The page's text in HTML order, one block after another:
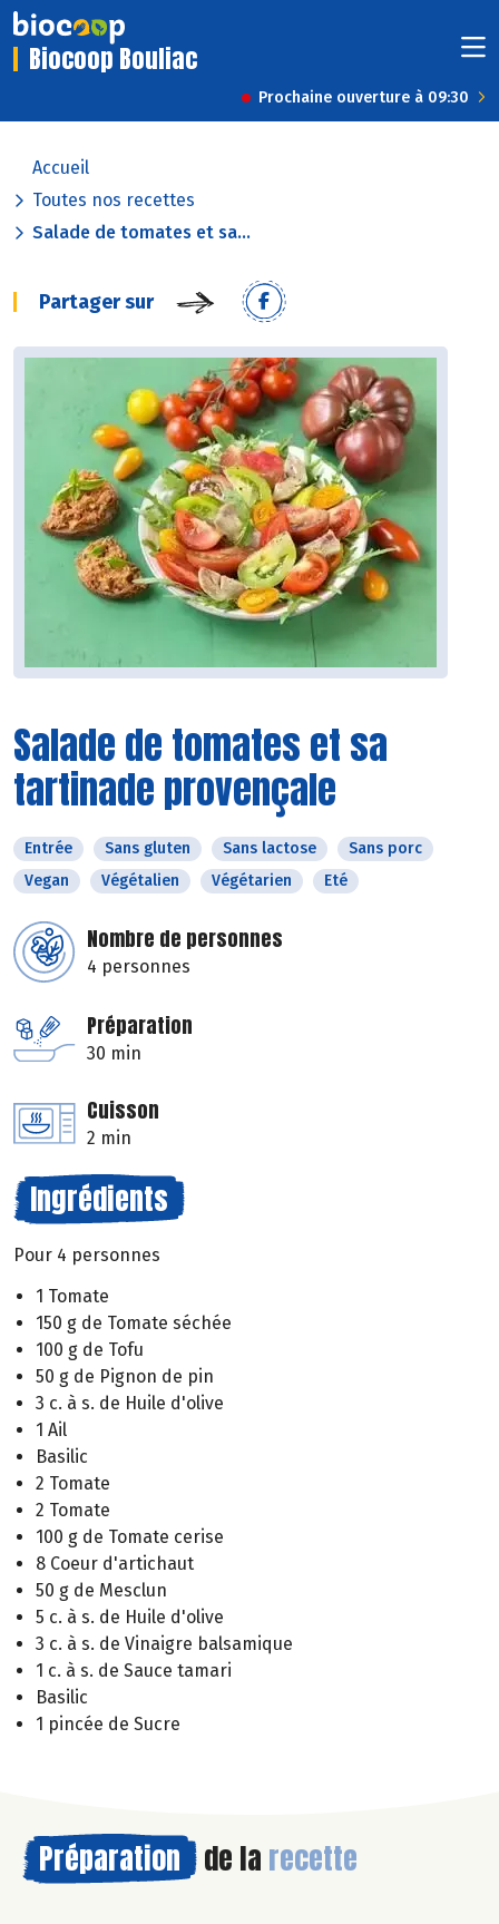
Biocoop Bouliac
Prochaine ouverture à 09:30
Accueil
Toutes nos recettes
Salade de tomates et sa...
Partager sur
Salade de tomates et sa
tartinade provençale
Entrée Sans gluten Sans lactose
Sans porc
Vegan
Végétalien Végétarien Eté
Nombre de personnes
4 personnes
Préparation
30 min
Cuisson
2 min
Ingrédients
Pour 4 personnes
1 Tomate
150 g de Tomate séchée
100 g de Tofu
50 g de Pignon de pin
3 c. à s. de Huile d'olive
1 Ail
Basilic
2 Tomate
2 Tomate
100 g de Tomate cerise
8 Coeur d'artichaut
50 g de Mesclun
5 c. à s. de Huile d'olive
3 c. à s. de Vinaigre balsamique
1 c. à s. de Sauce tamari
Basilic
1 pincée de Sucre
Préparation de la recette